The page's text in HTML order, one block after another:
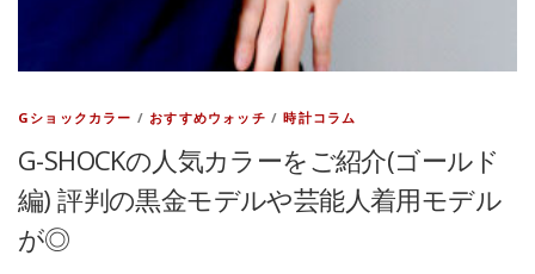
Gショックカラー /おすすめウォッチ /時計コラム
G-SHOCKの人気カラーをご紹介(ゴールド
編) 評判の黒金モデルや芸能人着用モデル
が◎